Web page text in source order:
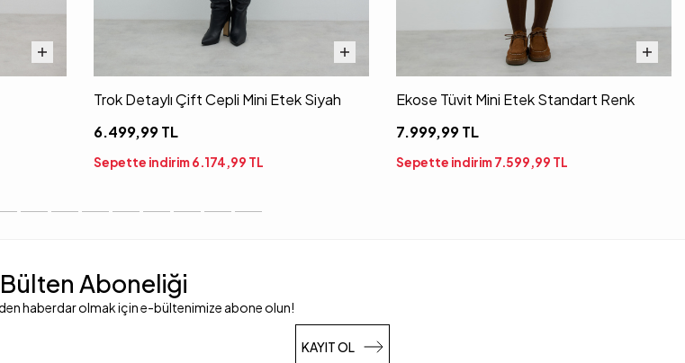
Trok Detaylı Çift Cepli Mini Etek Siyah
6.499,99TL
Sepette indirim6.174,99 TL
Ekose Tüvit Mini Etek Standart Renk
7.999,99TL
Sepette indirim7.599,99 TL
Aboneliği
haberdar olmak için e-bültenimize abone olun!
KAYIT OL